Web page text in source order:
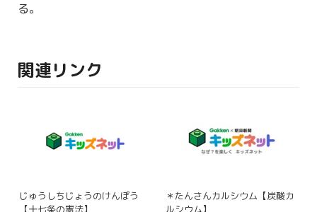
る。
関連リンク
じゅうしちじょうのけんぽう
＊たんさんカルシウム【炭酸カ